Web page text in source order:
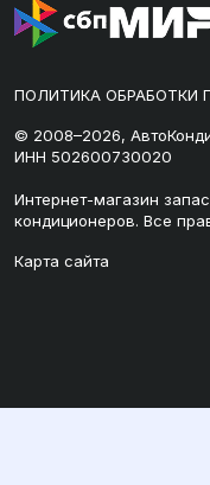
ПОЛИТИКА ОБРАБОТКИ
© 2008–2026,
ИНН 502600730020
Интернет-магазин
кондиционеров. Все
Карта сайта